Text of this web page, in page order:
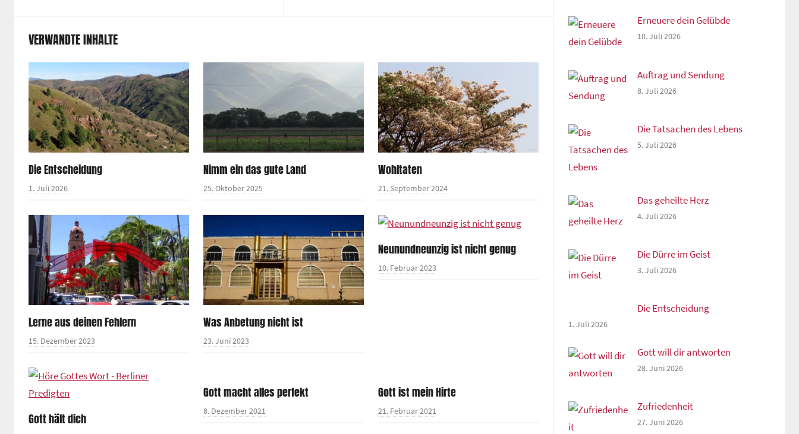
VERWANDTE INHALTE
Die Entscheidung
1. Juli 2026
Nimm ein das gute Land
25. Oktober 2025
Wohltaten
21. September 2024
Lerne aus deinen Fehlern
15. Dezember 2023
Was Anbetung nicht ist
23. Juni 2023
Neunundneunzig ist nicht genug
10. Februar 2023
Gott hält dich
Gott macht alles perfekt
8. Dezember 2021
Gott ist mein Hirte
21. Februar 2021
Erneuere dein Gelübde
10. Juli 2026
Auftrag und Sendung
8. Juli 2026
Die Tatsachen des Lebens
5. Juli 2026
Das geheilte Herz
4. Juli 2026
Die Dürre im Geist
3. Juli 2026
Die Entscheidung
1. Juli 2026
Gott will dir antworten
28. Juni 2026
Zufriedenheit
27. Juni 2026